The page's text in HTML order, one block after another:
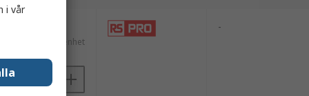
389,87 kr/enhet
-
i vår